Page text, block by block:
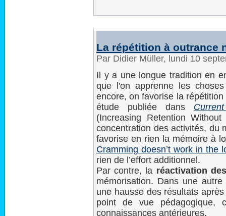
La répétition à outrance
Par Didier Müller, lundi 10
Il y a une longue tradition en
que l'on apprenne les
encore, on favorise la
étude publiée dans
(Increasing Retention
concentration des activités, du
favorise en rien la mémoire à
Cramming doesn’t work in the
rien de l’effort additionnel.
Par contre, la réactivation
mémorisation. Dans une
une hausse des résultats après
point de vue pédagogique,
connaissances antérieures.